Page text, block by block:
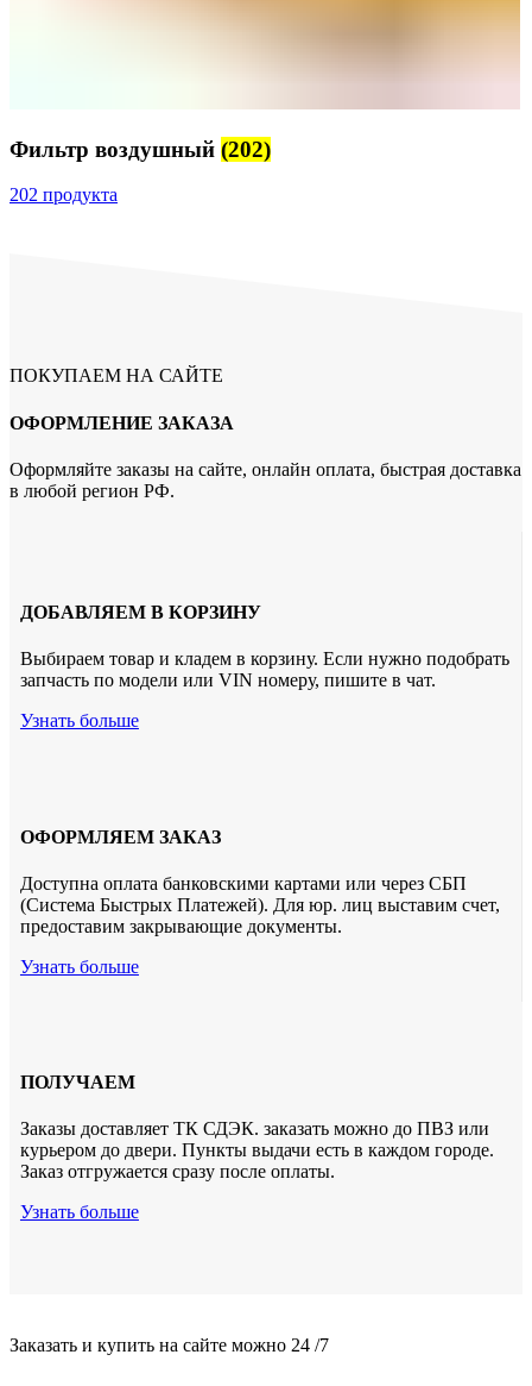
Фильтр воздушный (202)
202 продукта
ПОКУПАЕМ НА САЙТЕ
ОФОРМЛЕНИЕ ЗАКАЗА
Оформляйте заказы на сайте, онлайн оплата, быстрая доставка
в любой регион РФ.
ДОБАВЛЯЕМ В КОРЗИНУ
Выбираем товар и кладем в корзину. Если нужно подобрать
запчасть по модели или VIN номеру, пишите в чат.
Узнать больше
ОФОРМЛЯЕМ ЗАКАЗ
Доступна оплата банковскими картами или через СБП
(Система Быстрых Платежей). Для юр. лиц выставим счет,
предоставим закрывающие документы.
Узнать больше
ПОЛУЧАЕМ
Заказы доставляет ТК СДЭК. заказать можно до ПВЗ или
курьером до двери. Пункты выдачи есть в каждом городе.
Заказ отгружается сразу после оплаты.
Узнать больше
Заказать и купить на сайте можно 24 /7